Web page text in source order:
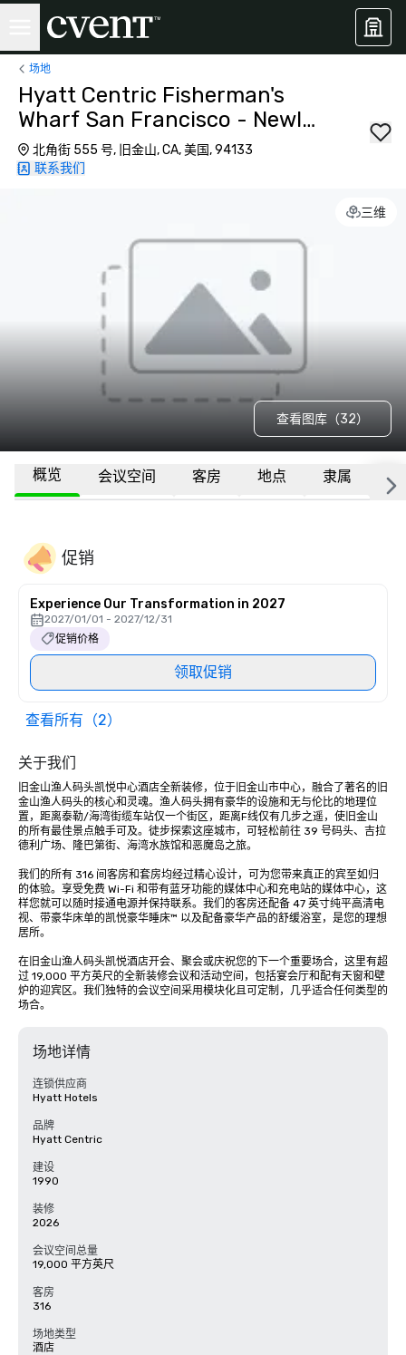
场地
Hyatt Centric Fisherman's
Wharf San Francisco - Newly
Renovated
北角街 555 号, 旧金山, CA, 美国, 94133
联系我们
三维
查看图库（32）
概览 会议空间 客房 地点 隶属 更
促销
Experience Our Transformation in 2027
2027/01/01 - 2027/12/31
促销价格
领取促销
查看所有（2）
关于我们
旧金山渔人码头凯悦中心酒店全新装修，位于旧金山市中心，融合了著名的旧
金山渔人码头的核心和灵魂。渔人码头拥有豪华的设施和无与伦比的地理位
置，距离泰勒/海湾街缆车站仅一个街区，距离F线仅有几步之遥，使旧金山
的所有最佳景点触手可及。徒步探索这座城市，可轻松前往 39 号码头、吉拉
德利广场、隆巴第街、海湾水族馆和恶魔岛之旅。
我们的所有 316 间客房和套房均经过精心设计，可为您带来真正的宾至如归
的体验。享受免费 Wi-Fi 和带有蓝牙功能的媒体中心和充电站的媒体中心，这
样您就可以随时接通电源并保持联系。我们的客房还配备 47 英寸纯平高清电
视、带豪华床单的凯悦豪华睡床™ 以及配备豪华产品的舒缓浴室，是您的理想
居所。
在旧金山渔人码头凯悦酒店开会、聚会或庆祝您的下一个重要场合，这里有超
过 19,000 平方英尺的全新装修会议和活动空间，包括宴会厅和配有天窗和壁
炉的迎宾区。我们独特的会议空间采用模块化且可定制，几乎适合任何类型的
场合。
场地详情
连锁供应商
Hyatt Hotels
品牌
Hyatt Centric
建设
1990
装修
2026
会议空间总量
19,000 平方英尺
客房
316
场地类型
酒店